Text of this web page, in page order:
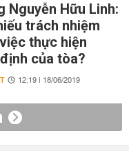
Nguyễn Hữu Linh:
trách nhiệm
thực hiện
của tòa?
12:19 | 18/06/2019